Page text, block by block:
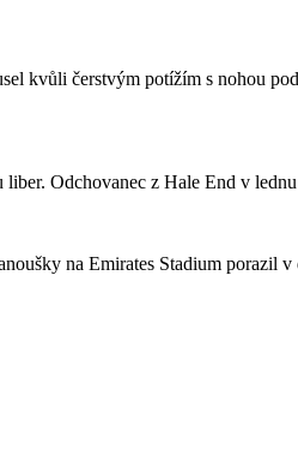
kvůli čerstvým potížím s nohou
Odchovanec z Hale End v
na Emirates Stadium porazil